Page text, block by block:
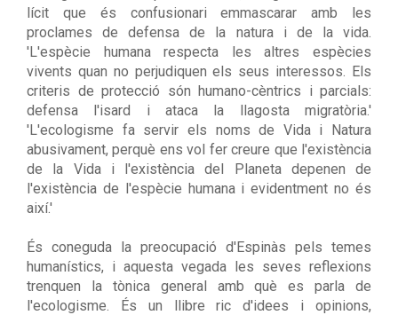
lícit que és confusionari emmascarar amb les
proclames de defensa de la natura i de la vida.
'L'espècie humana respecta les altres espècies
vivents quan no perjudiquen els seus interessos. Els
criteris de protecció són humano-cèntrics i parcials:
defensa l'isard i ataca la llagosta migratòria.'
'L'ecologisme fa servir els noms de Vida i Natura
abusivament, perquè ens vol fer creure que l'existència
de la Vida i l'existència del Planeta depenen de
l'existència de l'espècie humana i evidentment no és
així.'
És coneguda la preocupació d'Espinàs pels temes
humanístics, i aquesta vegada les seves reflexions
trenquen la tònica general amb què es parla de
l'ecologisme. És un llibre ric d'idees i opinions,